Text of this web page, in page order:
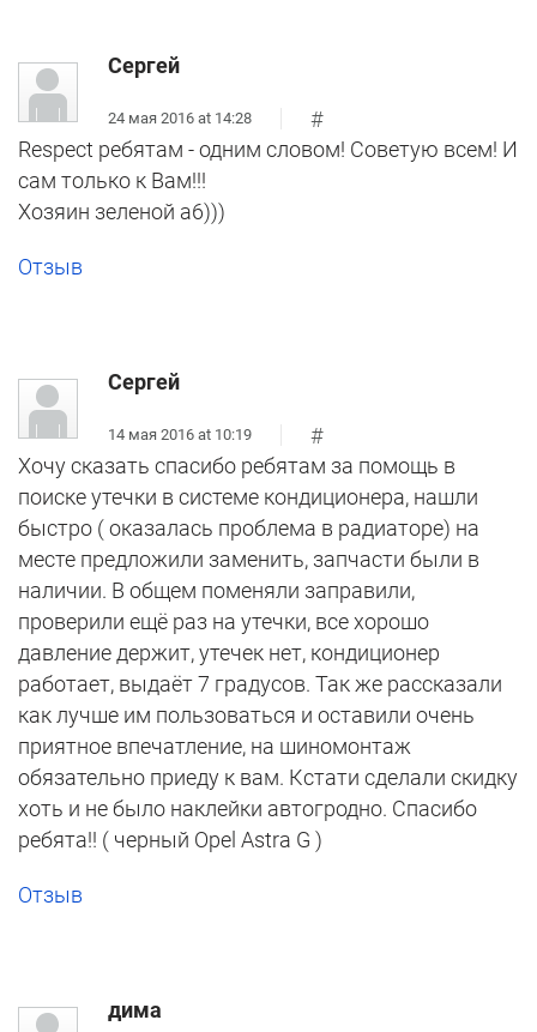
Сергей
24 мая 2016 at 14:28
#
Respect ребятам - одним словом! Советую всем! И
сам только к Вам!!!
Хозяин зеленой а6)))
Отзыв
Сергей
14 мая 2016 at 10:19
#
Хочу сказать спасибо ребятам за помощь в
поиске утечки в системе кондиционера, нашли
быстро ( оказалась проблема в радиаторе) на
месте предложили заменить, запчасти были в
наличии. В общем поменяли заправили,
проверили ещё раз на утечки, все хорошо
давление держит, утечек нет, кондиционер
работает, выдаёт 7 градусов. Так же рассказали
как лучше им пользоваться и оставили очень
приятное впечатление, на шиномонтаж
обязательно приеду к вам. Кстати сделали скидку
хоть и не было наклейки автогродно. Спасибо
ребята!! ( черный Opel Astra G )
Отзыв
дима